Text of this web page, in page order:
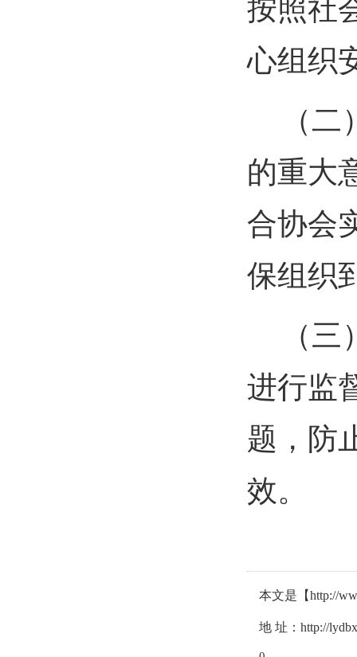
按照社
心组织
（
的重大
合协会
保组织
（
进行监
题，防
效。
本文是【http://
地 址：http://